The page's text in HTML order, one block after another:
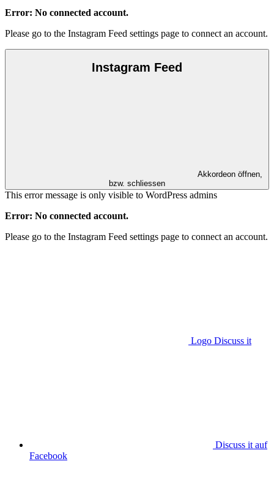
Error: No connected account.
Please go to the Instagram Feed settings page to connect an account.
Instagram Feed
Akkordeon öffnen,
bzw. schliessen
This error message is only visible to WordPress admins
Error: No connected account.
Please go to the Instagram Feed settings page to connect an account.
Logo Discuss it
Discuss it auf
Facebook